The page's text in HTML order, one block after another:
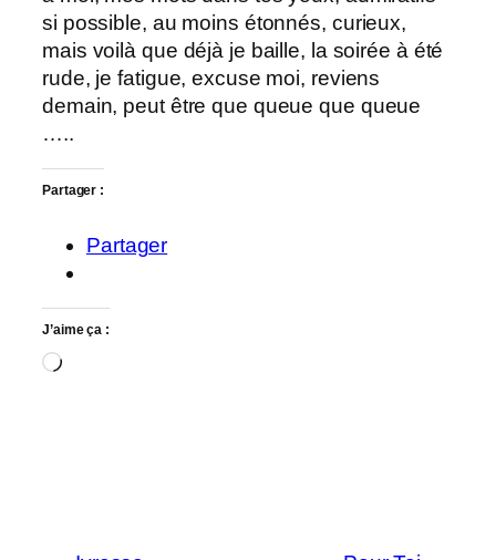
si possible, au moins étonnés, curieux,
mais voilà que déjà je baille, la soirée à été
rude, je fatigue, excuse moi, reviens
demain, peut être que queue que queue
…..
Partager :
Partager
J’aime ça :
Chargement…